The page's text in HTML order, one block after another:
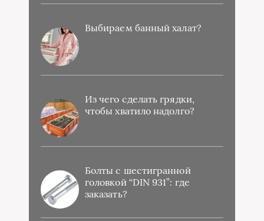
Выбираем банный халат?
Из чего сделать грядки,
чтобы хватило надолго?
Болты с шестигранной
головкой “DIN 931”: где
заказать?